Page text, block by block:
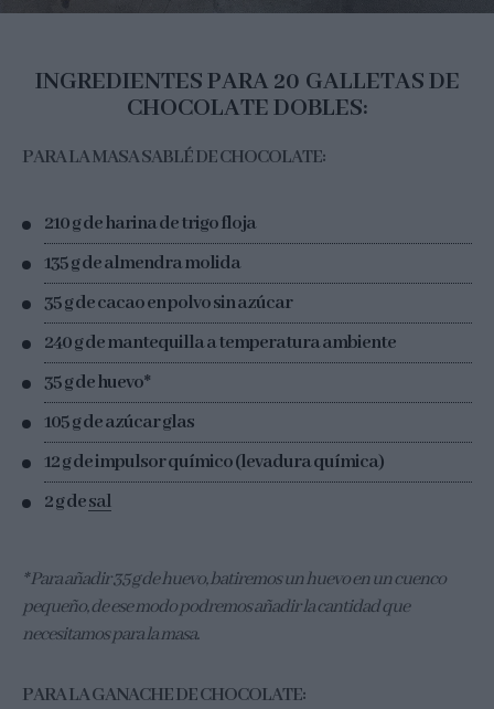
INGREDIENTES PARA 20 GALLETAS DE
CHOCOLATE DOBLES:
PARA LA MASA SABLÉ DE CHOCOLATE:
210 g de harina de trigo floja
135 g de almendra molida
35 g de cacao en polvo sin azúcar
240 g de mantequilla a temperatura ambiente
35 g de huevo*
105 g de azúcar glas
12 g de impulsor químico (levadura química)
2 g desal
* Para añadir 35 g de huevo, batiremos un huevo en un cuenco
pequeño, de ese modo podremos añadir la cantidad que
necesitamos para la masa.
PARA LA GANACHE DE CHOCOLATE: